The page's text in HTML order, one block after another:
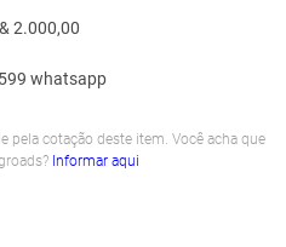
2.000,00
whatsapp
pela cotação deste item. Você acha que
Informar aqui